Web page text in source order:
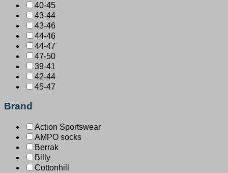
40-45
43-44
43-46
44-46
44-47
47-50
39-41
42-44
45-47
Brand
Action Sportswear
AMPO socks
Berrak
Billy
Cottonhill